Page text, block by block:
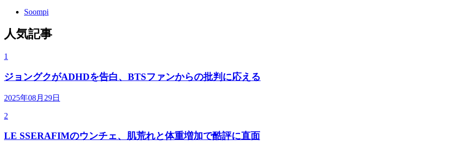
Soompi
人気記事
1
ジョングクがADHDを告白、BTSファンからの批判に応える
2025年08月29日
2
LE SSERAFIMのウンチェ、肌荒れと体重増加で酷評に直面